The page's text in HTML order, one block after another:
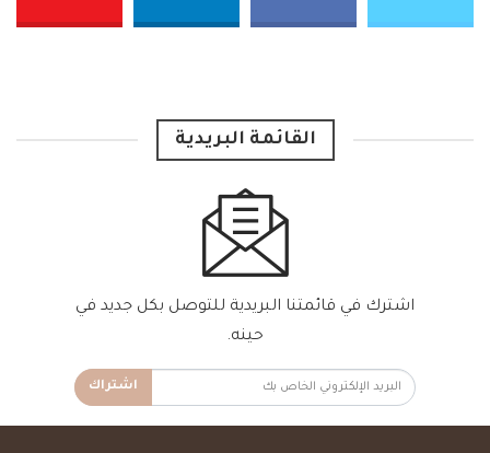
القائمة البريدية
اشترك في قائمتنا البريدية للتوصل بكل جديد في
حينه.
اشتراك